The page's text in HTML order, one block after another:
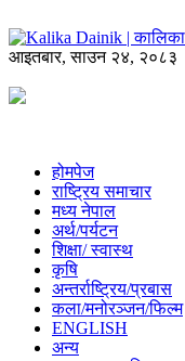
आइतबार,साउन २४, २०८३
होमपेज
राष्ट्रिय समाचार
मध्य नेपाल
अर्थ/पर्यटन
शिक्षा/ स्वास्थ
कृषि
अन्तर्राष्ट्रिय/प्रबास
कला/मनोरञ्जन/फिल्म
ENGLISH
अन्य